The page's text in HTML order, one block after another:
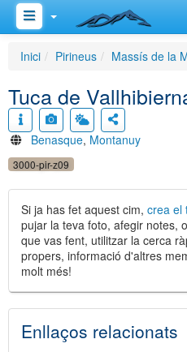
Inici Pirineus Massís de la
Tuca de
Benasque, Montanuy
3000-pir-z09
Si ja has fet aquest cim, crea el
pujar la teva foto, afegir notes,
que vas fent, utilitzar la cerca
propers, informació d'altres
molt més!
Enllaços relacionats